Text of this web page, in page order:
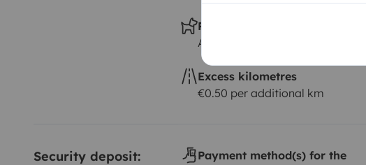
Pets allowed ?
Allowed
Excess kilometres
€0.50 per additional km
Security deposit:
Payment method(s) for the